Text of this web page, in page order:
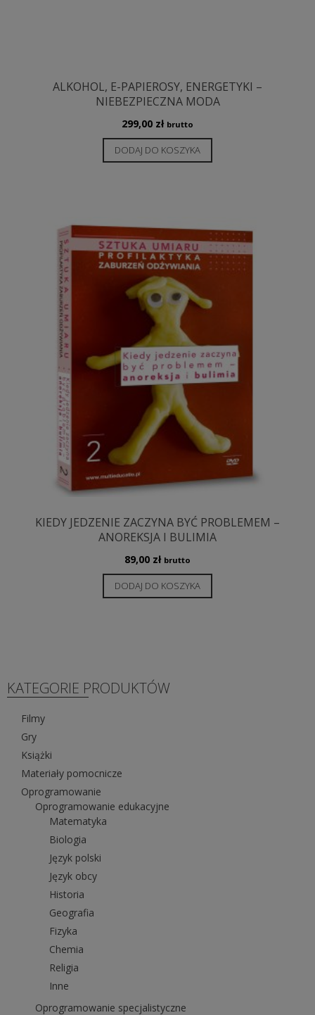
ALKOHOL, E-PAPIEROSY, ENERGETYKI –
NIEBEZPIECZNA MODA
299,00 zł brutto
DODAJ DO KOSZYKA
KIEDY JEDZENIE ZACZYNA BYĆ PROBLEMEM –
ANOREKSJA I BULIMIA
89,00 zł brutto
DODAJ DO KOSZYKA
KATEGORIE PRODUKTÓW
Filmy
Gry
Książki
Materiały pomocnicze
Oprogramowanie
Oprogramowanie edukacyjne
Matematyka
Biologia
Język polski
Język obcy
Historia
Geografia
Fizyka
Chemia
Religia
Inne
Oprogramowanie specjalistyczne